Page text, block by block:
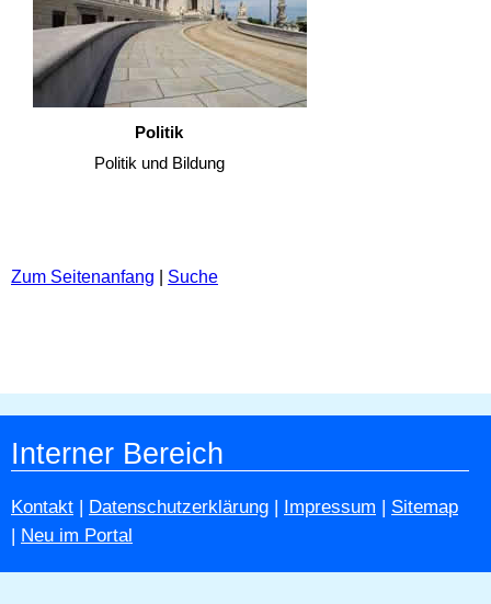
Politik
Politik und Bildung
Zum Seitenanfang Suche
Interner Bereich
Kontakt | Datenschutzerklärung | Impressum | Sitemap
| Neu im Portal